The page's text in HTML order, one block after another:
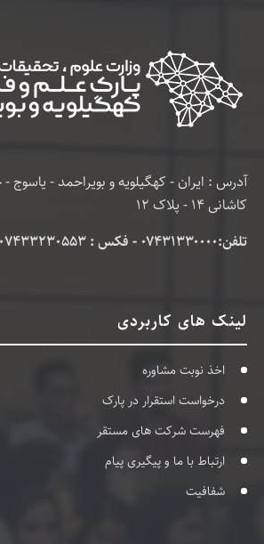
آدرس : ایران - کهگیلویه و بویراحمد - یاسوج -
کاشانی 14 - پلاک 12
تلفن:۰۷۴۳۱۳۳۰۰۰۰ - فکس : 07433230553
لینک های کاربردی
اخذ نوبت مشاوره
درخواست استقرار در پارک
فهرست شرکت های مستقر
ارتباط با ما و پیگیری پیام
شفافیت